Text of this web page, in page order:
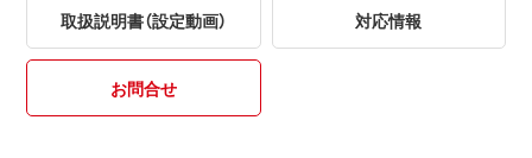
取扱説明書（設定動画） 対応情報
お問合せ